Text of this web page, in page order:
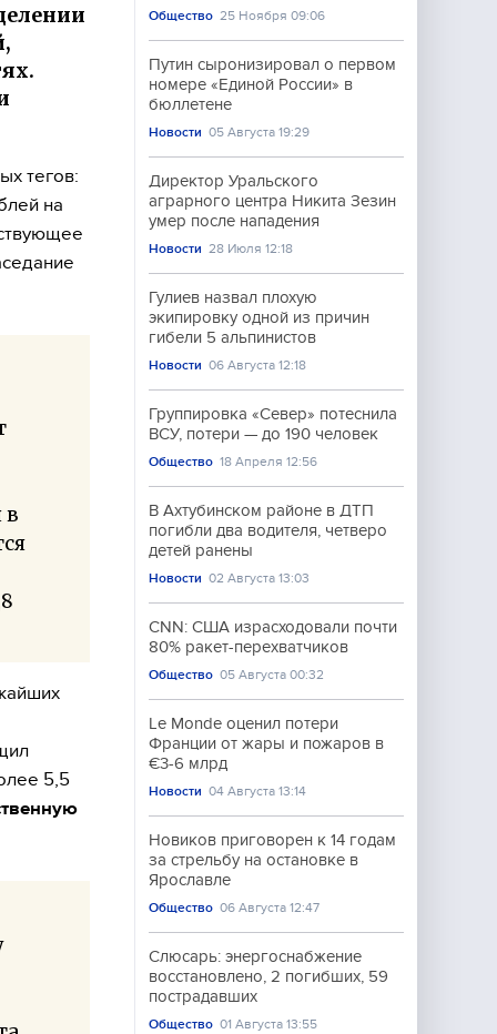
тегов:
на
в
5,5
Общество 25 Ноября 09:06
Путин сыронизировал о первом
номере «Единой России» в
бюллетене
Новости 05 Августа 19:29
Директор Уральского
аграрного центра Никита Зезин
умер после нападения
Новости 28 Июля 12:18
Гулиев назвал плохую
экипировку одной из причин
гибели 5 альпинистов
Новости 06 Августа 12:18
Группировка «Север» потеснила
ВСУ, потери — до 190 человек
Общество 18 Апреля 12:56
В Ахтубинском районе в ДТП
погибли два водителя, четверо
детей ранены
Новости 02 Августа 13:03
CNN: США израсходовали почти
80% ракет-перехватчиков
Общество 05 Августа 00:32
Le Monde оценил потери
Франции от жары и пожаров в
€3-6 млрд
Новости 04 Августа 13:14
Новиков приговорен к 14 годам
за стрельбу на остановке в
Ярославле
Общество 06 Августа 12:47
Слюсарь: энергоснабжение
восстановлено, 2 погибших, 59
пострадавших
Общество 01 Августа 13:55